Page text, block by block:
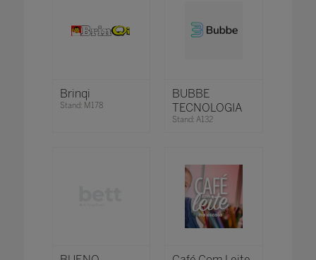
Brinqi
Stand: M178
BUBBE
TECNOLOGIA
Stand: A132